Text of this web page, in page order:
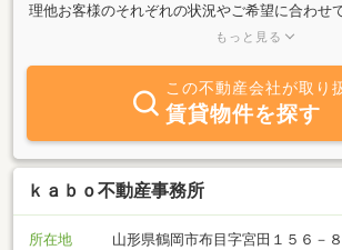
理他お客様のそれぞれの状況やご希望に合わせ
致します。どのような物件でもお客様それぞれ
もっと見る
この不動産会社が取り
賃貸物件を探す
ｋａｂｏ不動産事務所
所在地
山形県鶴岡市布目字宮田１５６－８